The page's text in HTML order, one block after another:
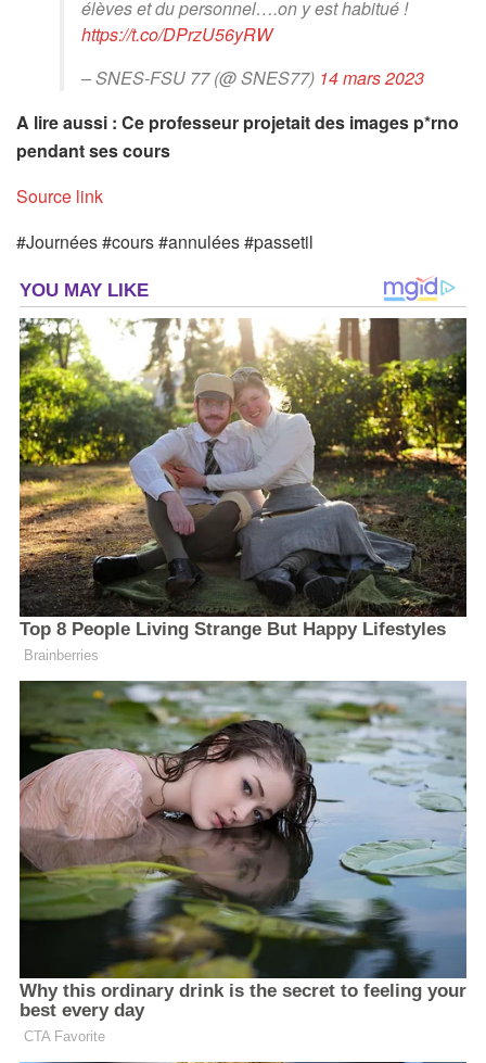
élèves et du personnel….on y est habitué !
https://t.co/DPrzU56yRW
– SNES-FSU 77 (@ SNES77) 14 mars 2023
A lire aussi : Ce professeur projetait des images p*rno
pendant ses cours
Source link
#Journées #cours #annulées #passetil